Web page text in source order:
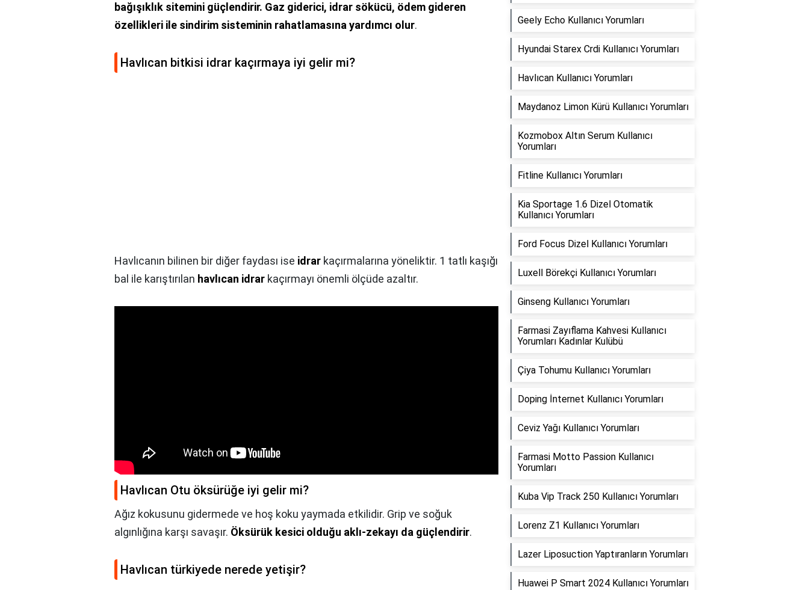
bağışıklık sitemini güçlendirir. Gaz giderici, idrar sökücü, ödem gideren
özellikleri ile sindirim sisteminin rahatlamasına yardımcı olur.
Havlıcan bitkisi idrar kaçırmaya iyi gelir mi?
Havlıcanın bilinen bir diğer faydası ise idrar kaçırmalarına yöneliktir. 1 tatlı kaşığı
bal ile karıştırılan havlıcan idrar kaçırmayı önemli ölçüde azaltır.
Havlıcan Otu öksürüğe iyi gelir mi?
Ağız kokusunu gidermede ve hoş koku yaymada etkilidir. Grip ve soğuk
algınlığına karşı savaşır. Öksürük kesici olduğu aklı-zekayı da güçlendirir.
Havlıcan türkiyede nerede yetişir?
Geely Echo Kullanıcı Yorumları
Hyundai Starex Crdi Kullanıcı Yorumları
Havlıcan Kullanıcı Yorumları
Maydanoz Limon Kürü Kullanıcı Yorumları
Kozmobox Altın Serum Kullanıcı
Yorumları
Fitline Kullanıcı Yorumları
Kia Sportage 1.6 Dizel Otomatik
Kullanıcı Yorumları
Ford Focus Dizel Kullanıcı Yorumları
Luxell Börekçi Kullanıcı Yorumları
Ginseng Kullanıcı Yorumları
Farmasi Zayıflama Kahvesi Kullanıcı
Yorumları Kadınlar Kulübü
Çiya Tohumu Kullanıcı Yorumları
Doping İnternet Kullanıcı Yorumları
Ceviz Yağı Kullanıcı Yorumları
Farmasi Motto Passion Kullanıcı
Yorumları
Kuba Vip Track 250 Kullanıcı Yorumları
Lorenz Z1 Kullanıcı Yorumları
Lazer Liposuction Yaptıranların Yorumları
Huawei P Smart 2024 Kullanıcı Yorumları